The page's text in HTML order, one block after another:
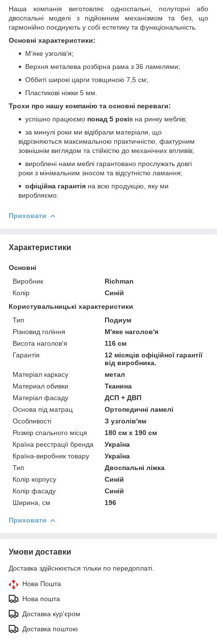
Наша компанія виготовляє односпальні, полуторні або
двоспальні моделі з підйомним механізмом та без, що
гармонійно поєднують у собі естетику та функціональність.
Основні характеристики:
М’яке узголів’я;
Верхня металева розбірна рама з 36 ламелями;
Оббиті широкі царги товщиною 7,5 см;
Пластикові ніжки 5 мм.
Трохи про нашу компанію та основні переваги:
успішно працюємо понад 5 років на ринку меблів;
за минулі роки ми відібрали матеріали, що
відрізняються максимальною практичністю, фактурним
зовнішнім виглядом та стійкістю до механічних впливів;
вироблені нами меблі гарантовано прослужать довгі
роки з мінімальним зносом та відсутністю ламання;
офіційна гарантія на всю продукцію, яку ми
виробляємо.
Приховати
Характеристики
Основні
Виробник
Richman
Колір
Синій
Користувальницькі характеристики
Тип
Подиум
Різновид гоління
М'яке наголов'я
Висота наголов'я
116 см
Гарантія
12 місяців офіційної гарантії
від виробника.
Матеріал каркасу
метал
Материал обивки
Тканина
Матеріал фасаду
ДСП + ДВП
Основа під матрац
Ортопедичні ламелі
Особливості
З узголів'ям
Розмір спального місця
180 см х 190 см
Країна реєстрації бренда
Україна
Країна-виробник товару
Україна
Тип
Двоспальні ліжка
Колір корпусу
Синій
Колір фасаду
Синій
Ширина, см
196
Приховати
Умови доставки
Доставка здійснюється тільки по передоплаті.
Нова Пошта
Нова пошта
Доставка кур'єром
Доставка поштою